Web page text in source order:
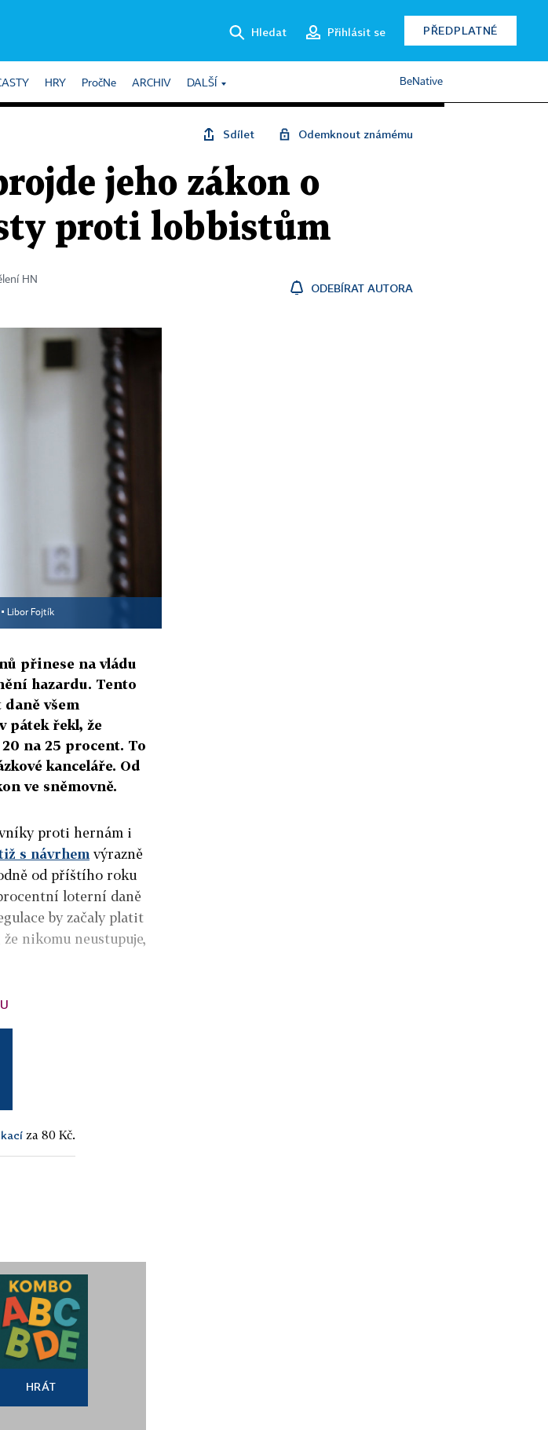
Hledat Přihlásit se PŘEDPLATNÉ
HRY PročNe ARCHIV DALŠÍ BeNative
Sdílet Odemknout známému
jeho zákon o
proti lobbistům
HN
ODEBÍRAT AUTORA
Libor Fojtík
přinese na vládu
hazardu. Tento
všem
pátek řekl, že
na 25 procent. To
kanceláře. Od
ve sněmovně.
proti hernám i
s návrhem výrazně
od příštího roku
loterní daně
by začaly platit
nikomu neustupuje,
za 80 Kč.
HRÁT